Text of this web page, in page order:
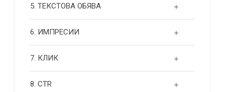
5. ТЕКСТОВА ОБЯВА
6. ИМПРЕСИИ
7. КЛИК
8. CTR